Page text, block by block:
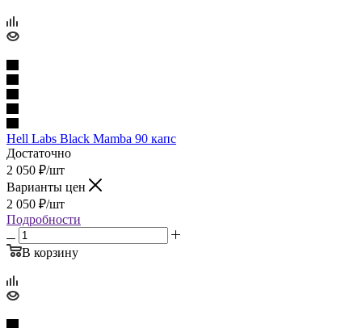
Hell Labs Black Mamba 90 капс
Достаточно
2 050 ₽/шт
Варианты цен
2 050 ₽/шт
Подробности
В корзину